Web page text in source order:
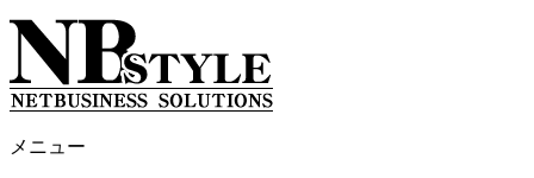
メニュー